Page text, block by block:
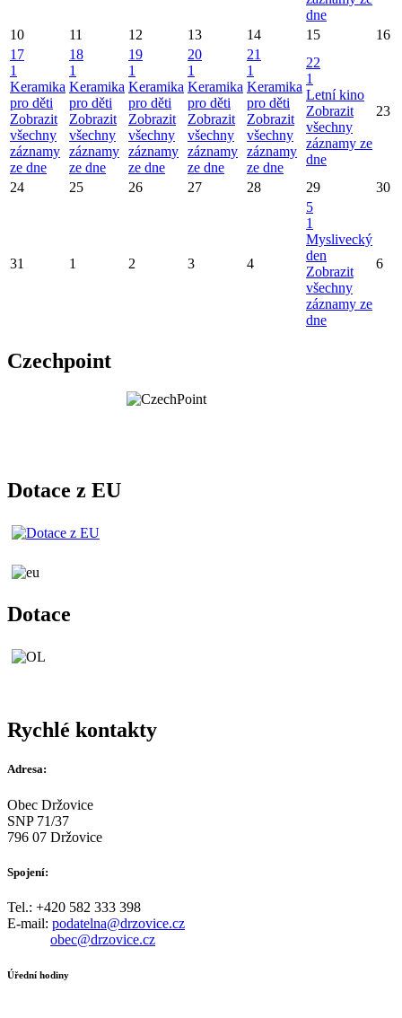
dne
10
11 12 13 14 15
16
17
1
Keramika
pro děti
Zobrazit
všechny
záznamy
ze dne
18
1
Keramika
pro děti
Zobrazit
všechny
záznamy
ze dne
19
1
Keramika
pro děti
Zobrazit
všechny
záznamy
ze dne
20
1
Keramika
pro děti
Zobrazit
všechny
záznamy
ze dne
21
1
Keramika
pro děti
Zobrazit
všechny
záznamy
ze dne
22
1
Letní kino
Zobrazit
všechny
záznamy ze
dne
23
24 25 26 27 28 29 30
31 1 2 3 4
5
1
Myslivecký
den
Zobrazit
všechny
záznamy ze
dne
6
Czechpoint
Dotace z EU
Dotace
Rychlé kontakty
Adresa:
Obec Držovice
SNP 71/37
796 07 Držovice
Spojení:
Tel.: +420 582 333 398
E-mail: podatelna@drzovice.cz
obec@drzovice.cz
Úřední hodiny